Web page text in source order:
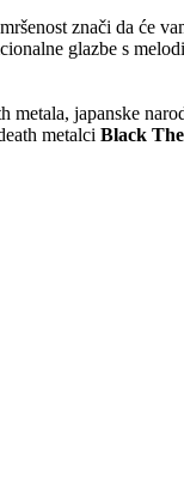
znači da će
glazbe s
japanske
metalci Black